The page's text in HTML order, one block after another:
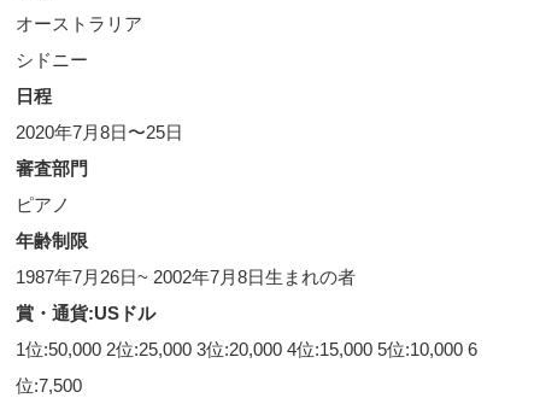
オーストラリア
シドニー
日程
2020年7月8日〜25日
審査部門
ピアノ
年齢制限
1987年7月26日~ 2002年7月8日生まれの者
賞・通貨:USドル
1位:50,000 2位:25,000 3位:20,000 4位:15,000 5位:10,000 6
位:7,500